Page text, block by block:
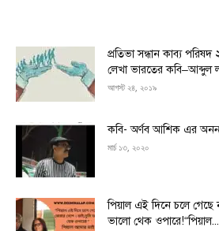
প্রতিভা সন্ধান কাব্য
লেখা ভারতের কবি–আব্দুল
আগস্ট ২৪, ২০১৯
কবি- অর্ণব আশিক এর অনন্য
মার্চ ১৩, ২০২০
পিয়াল এই দিনে চলে গেছে
ভালো থেক ওপারে!“পিয়াল...